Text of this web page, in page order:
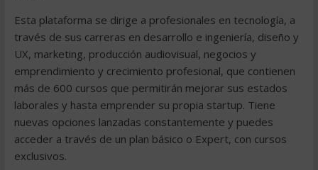
Esta plataforma se dirige a profesionales en tecnología, a
través de sus carreras en desarrollo e ingeniería, diseño y
UX, marketing, producción audiovisual, negocios y
emprendimiento y crecimiento profesional, que contienen
más de 600 cursos que permitirán mejorar sus estados
laborales y hasta emprender su propia startup. Tiene
nuevas opciones lanzadas constantemente y puedes
acceder a través de un plan básico o Expert, con cursos
exclusivos.